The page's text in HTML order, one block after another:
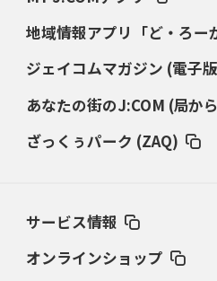
地域情報アプリ「ど・ろー
ジェイコムマガジン (電子
あなたの街のJ:COM (局か
ざっくぅパーク (ZAQ)
サービス情報
オンラインショップ